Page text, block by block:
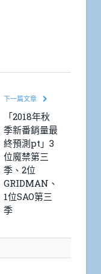
下一篇文章
「2018年秋
季新番銷量最
終預測pt」3
位魔禁第三
季、2位
GRIDMAN、
1位SAO第三
季